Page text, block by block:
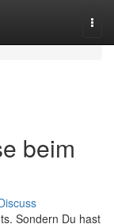
beim
Sondern Du hast